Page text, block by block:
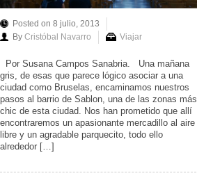
Posted on 8 julio, 2013
By Cristóbal Navarro Viajar
Por Susana Campos Sanabria. Una mañana
gris, de esas que parece lógico asociar a una
ciudad como Bruselas, encaminamos nuestros
pasos al barrio de Sablon, una de las zonas más
chic de esta ciudad. Nos han prometido que allí
encontraremos un apasionante mercadillo al aire
libre y un agradable parquecito, todo ello
alrededor […]